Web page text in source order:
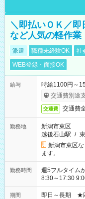
＼即払いＯＫ／
など人気の軽作業
派遣 職種未経験OK 社
WEB登録・面接OK
給与
時給1100円～
交通費別途
交通費 交通費
勤務地
新潟市東区
越後石山駅 /
新潟市東区
ます。
勤務時間
週5フルタイム
8:30～17:30
その他にも勤
ご希望を教えて
期間
即日～長期 ★